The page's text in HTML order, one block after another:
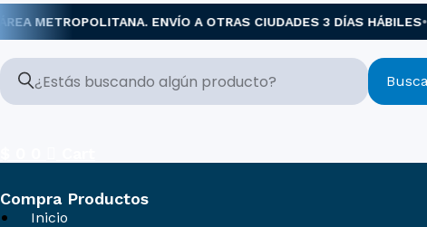
Ir
al
contenido
METROPOLITANA. ENVÍO A OTRAS CIUDADES 3 DÍAS HÁBILES
Compra Productos
Inicio